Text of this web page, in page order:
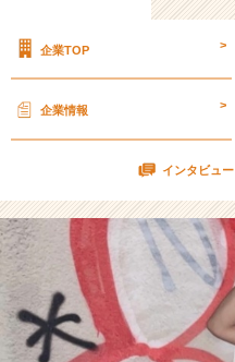
素
ら
生
れ
る
の
○〜
【株
企業TOP >
企業情報 >
インタビュー